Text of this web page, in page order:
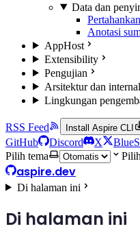
Data dan
Anotasi
AppHost
Extensibility
Pengujian
Arsitektur dan internal
Lingkungan
RSS Feed Install Aspire CLI
GitHub Discord X
Pilih tema
aspire.dev
Di halaman ini
Di halaman ini